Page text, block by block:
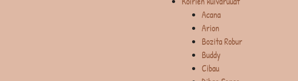
Acana
Arion
Bozita Robur
Buddy
Cibau